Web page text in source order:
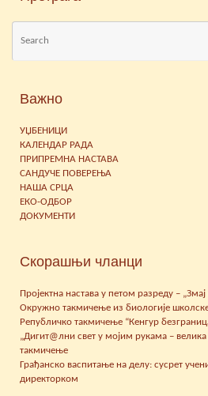
Важно
УЏБЕНИЦИ
КАЛЕНДАР РАДА
ПРИПРЕМНА НАСТАВА
САНДУЧЕ ПОВЕРЕЊА
НАША СРЦА
ЕКО-ОДБОР
ДОКУМЕНТИ
Скорашњи чланци
Пројектна настава у петом разреду –
Окружно такмичење из биологије
Републичко такмичење “Кенгур
„Дигит@лни свет у мојим рукама – велика
такмичење
Грађанско васпитање на делу: сусрет
директорком